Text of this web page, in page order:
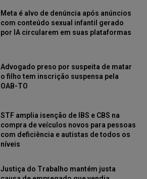
Meta é alvo de denúncia após anúncios
com conteúdo sexual infantil gerado
por IA circularem em suas plataformas
Advogado preso por suspeita de matar
o filho tem inscrição suspensa pela
OAB-TO
STF amplia isenção de IBS e CBS na
compra de veículos novos para pessoas
com deficiência e autistas de todos os
níveis
Justiça do Trabalho mantém justa